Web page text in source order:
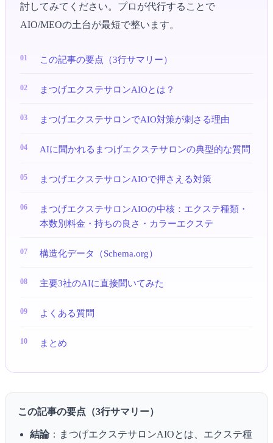
討してみてください。プロが代行することで
AIO/MEOの土台が最短で整います。
この記事の要点（3行サマリー）
まつげエクステサロンAIOとは？
まつげエクステサロンでAIO対策が刺さる理由
AIに聞かれるまつげエクステサロンの典型的な質問
まつげエクステサロンAIOで押さえる対策
まつげエクステサロンAIOの中核：エクステ種類・
本数別料金・持ちの良さ・カラーエクステ
構造化データ（Schema.org）
主要3社のAIに直接聞いてみた
よくある質問
まとめ
この記事の要点（3行サマリー）
結論：まつげエクステサロンAIOとは、エクステ種